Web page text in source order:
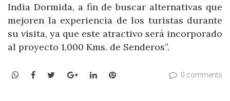
India Dormida, a fin de buscar alternativas que
mejoren la experiencia de los turistas durante
su visita, ya que este atractivo será incorporado
al proyecto 1,000 Kms. de Senderos”.
WhatsApp
Facebook
TwitterGoogle+LinkedInPinterest 0 comments